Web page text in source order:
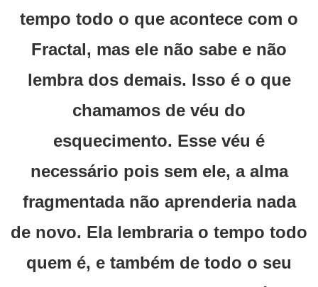
tempo todo o que acontece com o
Fractal, mas ele não sabe e não
lembra dos demais. Isso é o que
chamamos de véu do
esquecimento. Esse véu é
necessário pois sem ele, a alma
fragmentada não aprenderia nada
de novo. Ela lembraria o tempo todo
quem é, e também de todo o seu